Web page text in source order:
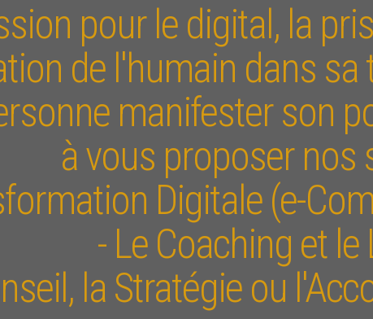
pour le digital, la
de l'humain dans
manifester son
à vous proposer nos
Digitale (e-
- Le Coaching et
la Stratégie ou